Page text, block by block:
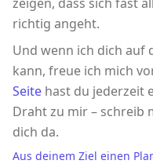
richtig angeht.
Und wenn ich dich auf
kann, freue ich mich
Seite hast du jederzeit
Draht zu mir – schreib
dich da.
Aus deinem Ziel einen